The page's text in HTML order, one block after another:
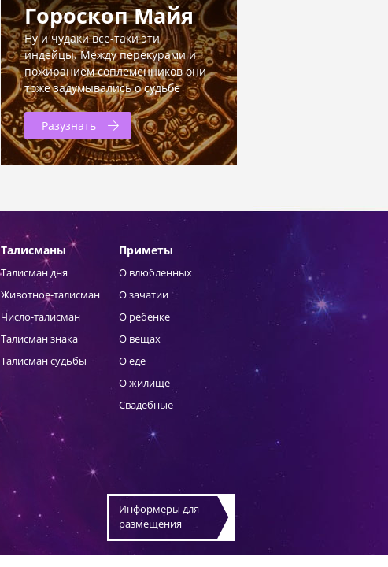
Гороскоп Майя
Ну и чудаки все-таки эти
индейцы. Между перекурами и
пожиранием соплеменников они
тоже задумывались о судьбе
Разузнать
Талисманы
Талисман дня
Животное-талисман
Число-талисман
Талисман знака
Талисман судьбы
Приметы
О влюбленных
О зачатии
О ребенке
О вещах
О еде
О жилище
Свадебные
Информеры для
размещения